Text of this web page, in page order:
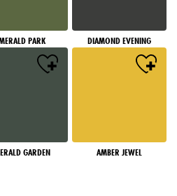
PARK DIAMOND EVENING
GARDEN AMBER JEWEL